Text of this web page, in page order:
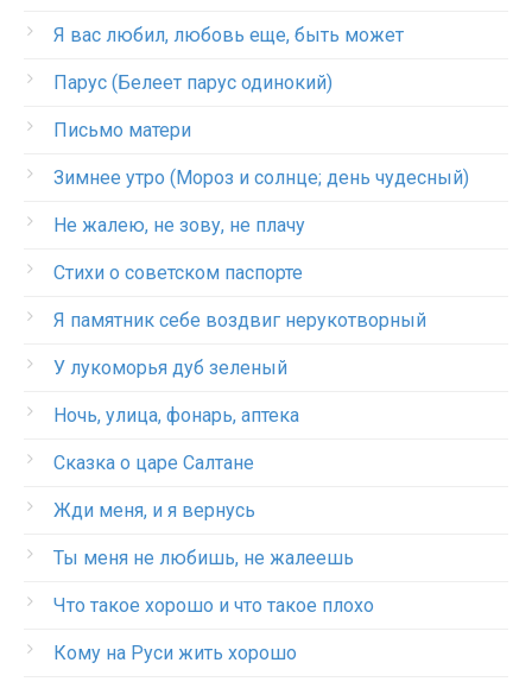
Я вас любил, любовь еще, быть может
Парус (Белеет парус одинокий)
Письмо матери
Зимнее утро (Мороз и солнце; день чудесный)
Не жалею, не зову, не плачу
Стихи о советском паспорте
Я памятник себе воздвиг нерукотворный
У лукоморья дуб зеленый
Ночь, улица, фонарь, аптека
Сказка о царе Салтане
Жди меня, и я вернусь
Ты меня не любишь, не жалеешь
Что такое хорошо и что такое плохо
Кому на Руси жить хорошо